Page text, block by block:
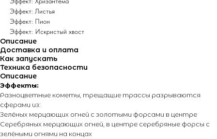
Эффект: Листья
Эффект: Пион
Эффект: Искристый хвост
Описание
Доставка и оплата
Как запускать
Техника безопасности
Описание
Эффекты:
Разноцветные кометы, трещащие трассы разрываются
сферами из:
Зелёных мерцающих огней с золотыми форсами в центре
Серебряных мерцающих огней, в центре серебряные форсы с
зелёными огнями на концах